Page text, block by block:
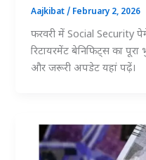
Aajkibat/ February 2, 2026
फरवरी में Social Security
रिटायरमेंट बेनिफिट्स का
और जरूरी अपडेट यहां पढ़ें।